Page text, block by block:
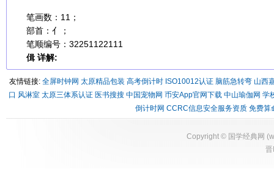
笔画数：11；
部首：亻；
笔顺编号：32251122111
偮 详解:
友情链接: 全屏时钟网 太原精品包装 高考倒计时 ISO10012认证 脑筋急转弯 山西
口 风淋室 太原三体系认证 医书搜搜 中国宠物网 币安App官网下载 中山瑜伽网 学
倒计时网 CCRC信息安全服务资质 免费算
Copyright © 国学经典网 (